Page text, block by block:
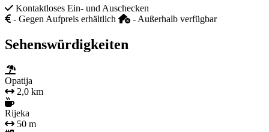
Kontaktloses Ein- und Auschecken
- Gegen Aufpreis erhältlich
- Außerhalb verfügbar
Sehenswürdigkeiten
Opatija
2,0 km
Rijeka
50 m